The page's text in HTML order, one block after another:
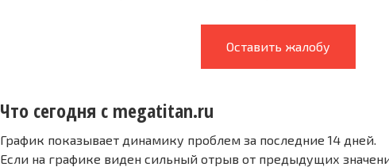
Оставить жалобу
Что сегодня с megatitan.ru
График показывает динамику проблем за последние 14 дней.
Если на графике виден сильный отрыв от предыдущих